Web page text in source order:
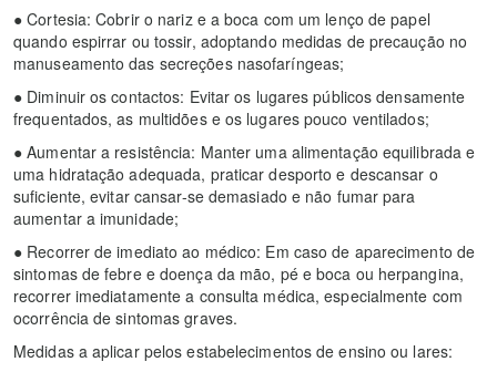
● Cortesia: Cobrir o nariz e a boca com um lenço de papel
quando espirrar ou tossir, adoptando medidas de precaução no
manuseamento das secreções nasofaríngeas;
● Diminuir os contactos: Evitar os lugares públicos densamente
frequentados, as multidões e os lugares pouco ventilados;
● Aumentar a resistência: Manter uma alimentação equilibrada e
uma hidratação adequada, praticar desporto e descansar o
suficiente, evitar cansar-se demasiado e não fumar para
aumentar a imunidade;
● Recorrer de imediato ao médico: Em caso de aparecimento de
sintomas de febre e doença da mão, pé e boca ou herpangina,
recorrer imediatamente a consulta médica, especialmente com
ocorrência de sintomas graves.
Medidas a aplicar pelos estabelecimentos de ensino ou lares: